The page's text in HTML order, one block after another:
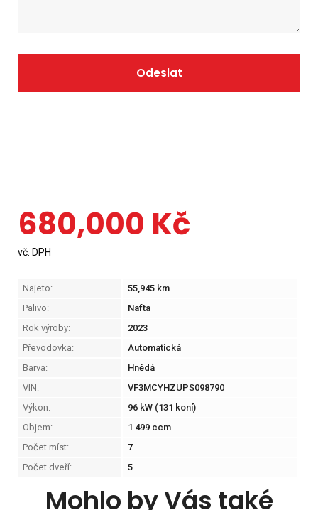
680,000 Kč
vč. DPH
Najeto: 55,945 km
Palivo:
Nafta
Rok výroby:
2023
Převodovka:
Automatická
Barva:
Hnědá
VIN:
VF3MCYHZUPS098790
Výkon:
96 kW (131 koní)
Objem:
1 499 ccm
Počet míst:
7
Počet dveří:
5
Mohlo by Vás také